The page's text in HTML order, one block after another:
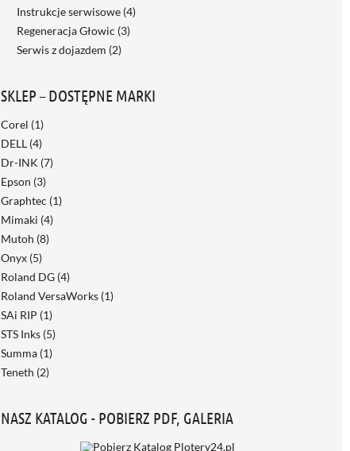
Instrukcje serwisowe (4)
Regeneracja Głowic (3)
Serwis z dojazdem (2)
SKLEP – DOSTĘPNE MARKI
Corel (1)
DELL (4)
Dr-INK (7)
Epson (3)
Graphtec (1)
Mimaki (4)
Mutoh (8)
Onyx (5)
Roland DG (4)
Roland VersaWorks (1)
SAi RIP (1)
STS Inks (5)
Summa (1)
Teneth (2)
NASZ KATALOG - POBIERZ PDF, GALERIA